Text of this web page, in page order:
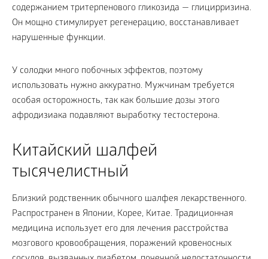
содержанием тритерпенового гликозида — глицирризина.
Он мощно стимулирует регенерацию, восстанавливает
нарушенные функции.
У солодки много побочных эффектов, поэтому
использовать нужно аккуратно. Мужчинам требуется
особая осторожность, так как большие дозы этого
афродизиака подавляют выработку тестостерона.
Китайский шалфей
тысячелистный
Близкий родственник обычного шалфея лекарственного.
Распространен в Японии, Корее, Китае. Традиционная
медицина использует его для лечения расстройства
мозгового кровообращения, поражений кровеносных